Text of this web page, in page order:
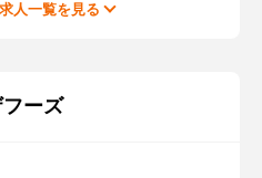
人一覧を見る
ーズ